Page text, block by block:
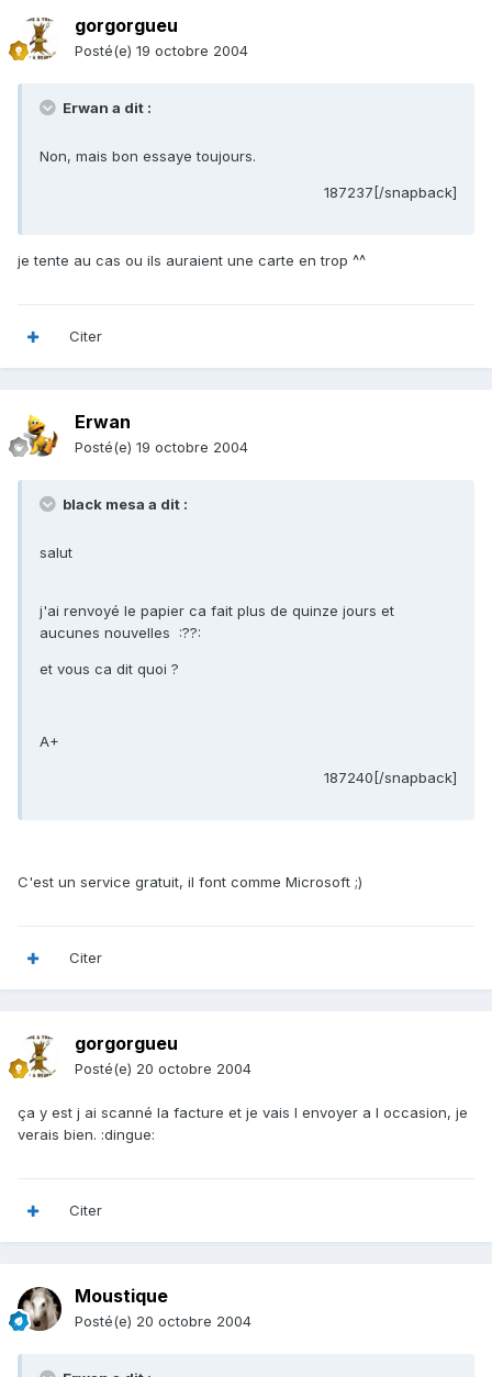
gorgorgueu
Posté(e) 19 octobre 2004
Erwan a dit :
Non, mais bon essaye toujours.
187237[/snapback]
je tente au cas ou ils auraient une carte en trop ^^
Citer
Erwan
Posté(e) 19 octobre 2004
black mesa a dit :
salut
j'ai renvoyé le papier ca fait plus de quinze jours et
aucunes nouvelles :??:
et vous ca dit quoi ?
A+
187240[/snapback]
C'est un service gratuit, il font comme Microsoft ;)
Citer
gorgorgueu
Posté(e) 20 octobre 2004
ça y est j ai scanné la facture et je vais l envoyer a l occasion, je
verais bien. :dingue:
Citer
Moustique
Posté(e) 20 octobre 2004